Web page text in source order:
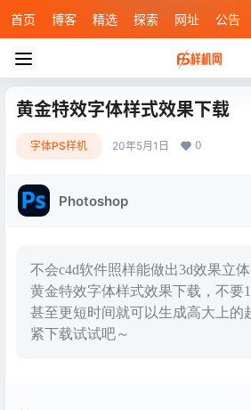
首页 博客 精选 探索 网址 公告
黄金特效字体样式效果下载
字体PS样机 20年5月1日 0
Photoshop
不会c4d软件照样能做出3d效果立
黄金特效字体样式效果下载，不要
甚至更短时间就可以生成高大上的
紧下载试试吧～